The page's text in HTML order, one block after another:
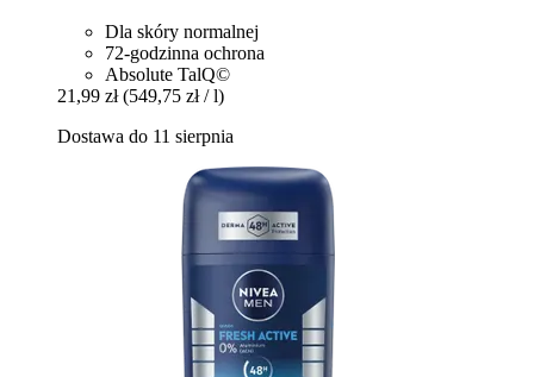
Dla skóry normalnej
72-godzinna ochrona
Absolute TalQ©
21,99 zł (549,75 zł / l)
Dostawa do 11 sierpnia